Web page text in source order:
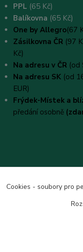
PPL (65 Kč)
Balíkovna (65 Kč)
One by Allegro(67
Zásilkovna ČR (97
Kč)
Na adresu v ČR (od
Na adresu SK (od
EUR)
Frýdek-Místek a
předání osobně
Cookies - soubory pro